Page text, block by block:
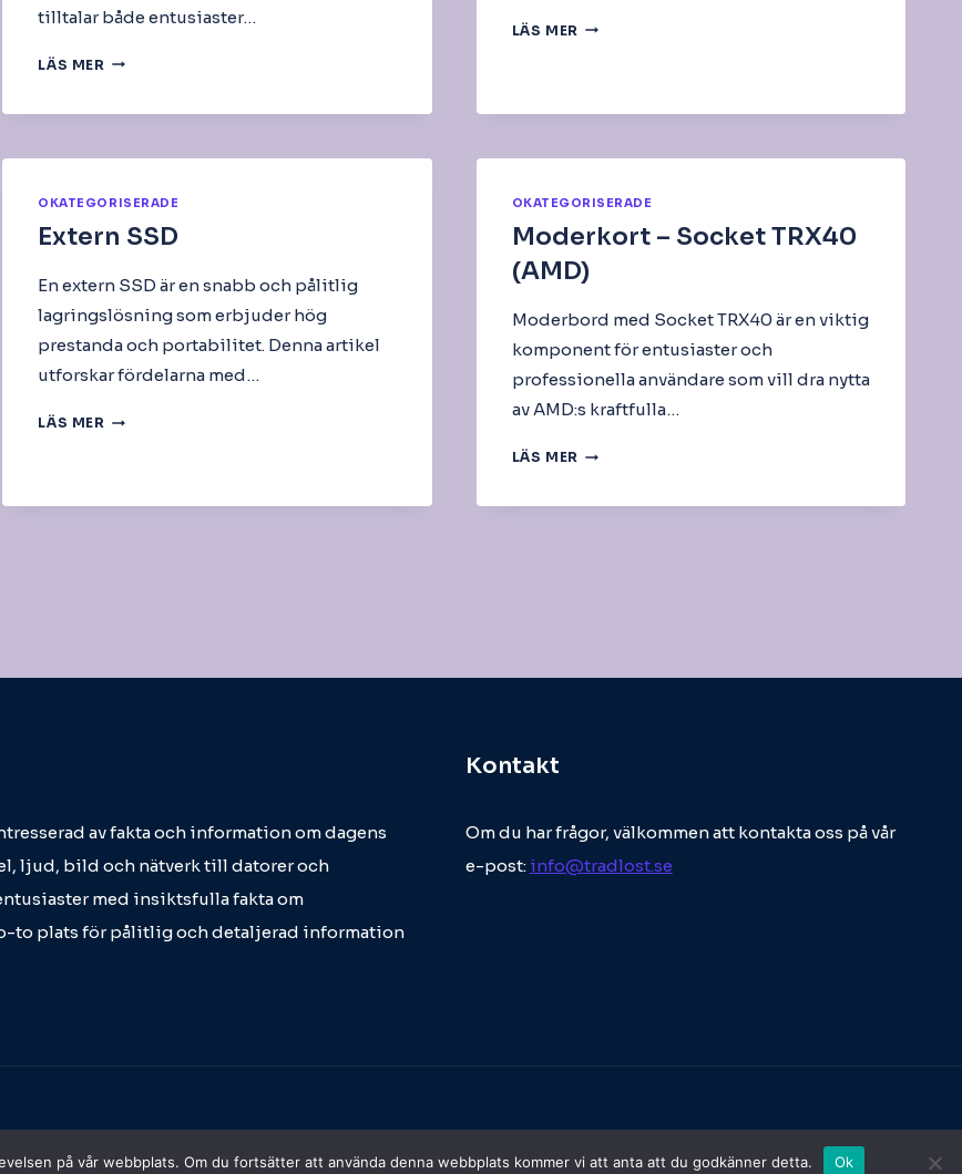
tilltalar både entusiaster…
LÄS MER MODERKORT
LÄS MER TILLBEHÖR
OKATEGORISERADE
Extern SSD
En extern SSD är en snabb och pålitlig
lagringslösning som erbjuder hög
prestanda och portabilitet. Denna artikel
utforskar fördelarna med…
LÄS MER EXTERN
OKATEGORISERADE
Moderkort – Socket TRX40
(AMD)
Moderbord med Socket TRX40 är en viktig
komponent för entusiaster och
professionella användare som vill dra nytta
av AMD:s kraftfulla…
LÄS MER MODERKORT
av fakta och information om dagens
ljud, bild och nätverk till datorer och
med insiktsfulla fakta om
to plats för pålitlig och detaljerad information
Kontakt
Om du har frågor, välkommen att kontakta oss på vår
e-post: info@tradlost.se
på vår webbplats. Om du fortsätter att använda denna webbplats kommer vi att anta att du godkänner detta. Ok